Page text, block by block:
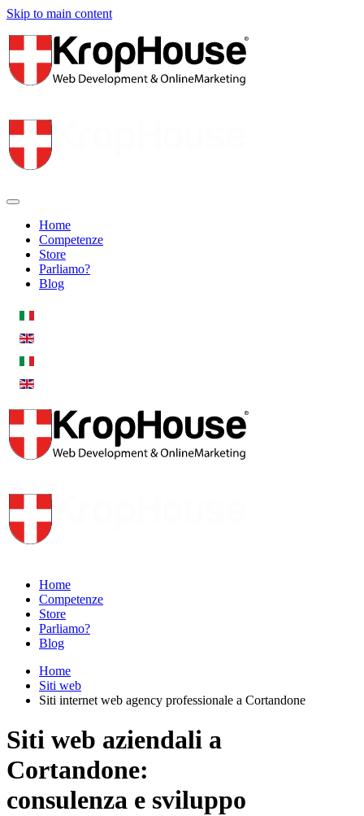
Skip to main content
Home
Competenze
Store
Parliamo?
Blog
Home
Competenze
Store
Parliamo?
Blog
Home
Siti web
Siti internet web agency professionale a Cortandone
Siti web aziendali a
Cortandone:
consulenza e sviluppo